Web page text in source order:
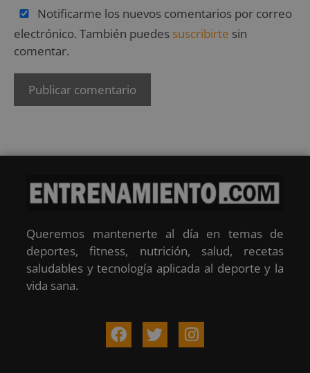
Notificarme los nuevos comentarios por correo
electrónico. También puedes suscribirte sin
comentar.
Queremos mantenerte al día en temas de
deportes, fitness, nutrición, salud, recetas
saludables y tecnología aplicada al deporte y la
vida sana.